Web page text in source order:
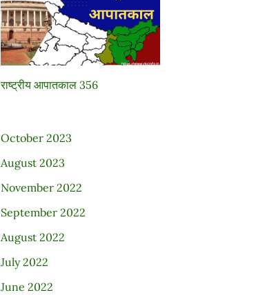
राष्ट्रीय आपातकाल 356
October 2023
August 2023
November 2022
September 2022
August 2022
July 2022
June 2022